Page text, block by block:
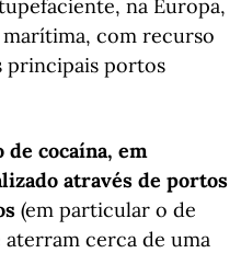
na Europa,
com recurso
principais portos
de cocaína, em
através de portos
(em particular o de
cerca de uma